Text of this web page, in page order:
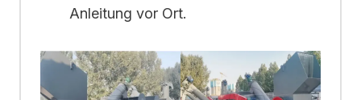
Anleitung vor Ort.